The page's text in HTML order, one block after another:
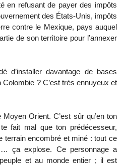
en refusant de payer des impôts
des États-Unis, impôts
contre le Mexique, pays auquel
de son territoire pour l’annexer
d’installer davantage de bases
? C’est très ennuyeux et
Orient. C’est sûr qu’en ton
fait mal que ton prédécesseur,
terrain encombré et miné : tout ce
ça explose. Ce personnage a
et au monde entier ; il est